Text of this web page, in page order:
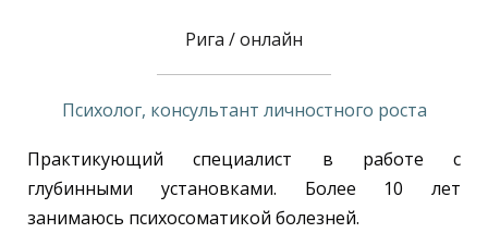
Рига / онлайн
Психолог, консультант личностного роста
Практикующий специалист в работе с
глубинными установками. Более 10 лет
занимаюсь психосоматикой болезней.